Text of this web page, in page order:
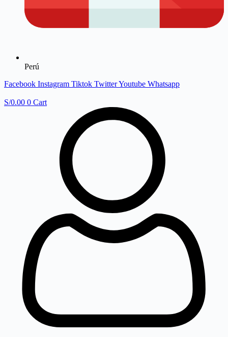
Perú
Facebook Instagram Tiktok TwitterYoutube Whatsapp
S/0.00 0 Cart